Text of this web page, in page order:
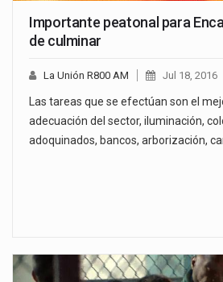
Importante peatonal para
de culminar
La Unión R800 AM Jul 18, 2016
Las tareas que se efectúan son el
adecuación del sector, iluminación,
adoquinados, bancos, arborización,